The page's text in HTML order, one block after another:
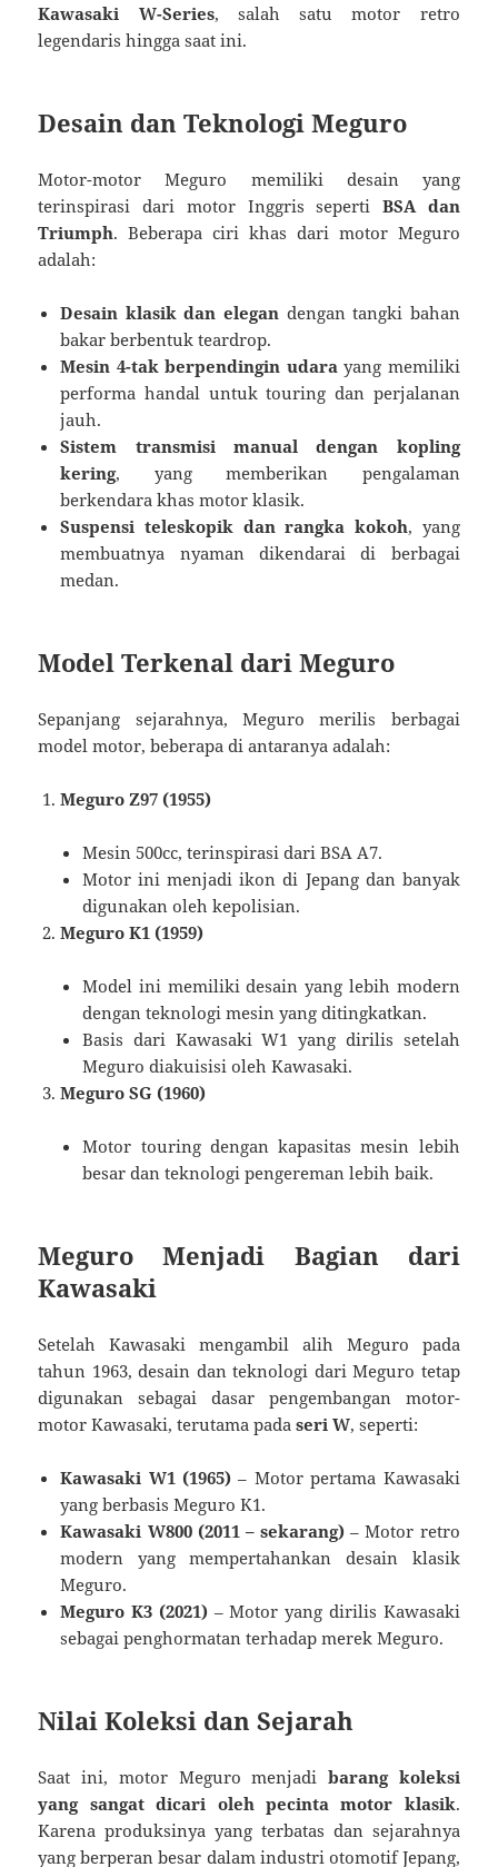
Kawasaki W-Series, salah satu motor retro
legendaris hingga saat ini.
Desain dan Teknologi Meguro
Motor-motor Meguro memiliki desain yang
terinspirasi dari motor Inggris seperti BSA dan
Triumph. Beberapa ciri khas dari motor Meguro
adalah:
Desain klasik dan elegan dengan tangki bahan
bakar berbentuk teardrop.
Mesin 4-tak berpendingin udara yang memiliki
performa handal untuk touring dan perjalanan
jauh.
Sistem transmisi manual dengan kopling
kering, yang memberikan pengalaman
berkendara khas motor klasik.
Suspensi teleskopik dan rangka kokoh, yang
membuatnya nyaman dikendarai di berbagai
medan.
Model Terkenal dari Meguro
Sepanjang sejarahnya, Meguro merilis berbagai
model motor, beberapa di antaranya adalah:
Meguro Z97 (1955)
Mesin 500cc, terinspirasi dari BSA A7.
Motor ini menjadi ikon di Jepang dan banyak
digunakan oleh kepolisian.
Meguro K1 (1959)
Model ini memiliki desain yang lebih modern
dengan teknologi mesin yang ditingkatkan.
Basis dari Kawasaki W1 yang dirilis setelah
Meguro diakuisisi oleh Kawasaki.
Meguro SG (1960)
Motor touring dengan kapasitas mesin lebih
besar dan teknologi pengereman lebih baik.
Meguro Menjadi Bagian dari
Kawasaki
Setelah Kawasaki mengambil alih Meguro pada
tahun 1963, desain dan teknologi dari Meguro tetap
digunakan sebagai dasar pengembangan motor-
motor Kawasaki, terutama padaseri W, seperti:
Kawasaki W1 (1965) – Motor pertama Kawasaki
yang berbasis Meguro K1.
Kawasaki W800 (2011 – sekarang) – Motor retro
modern yang mempertahankan desain klasik
Meguro.
Meguro K3 (2021)– Motor yang dirilis Kawasaki
sebagai penghormatan terhadap merek Meguro.
Nilai Koleksi dan Sejarah
Saat ini, motor Meguro menjadi barang koleksi
yang sangat dicari oleh pecinta motor klasik.
Karena produksinya yang terbatas dan sejarahnya
yang berperan besar dalam industri otomotif Jepang,